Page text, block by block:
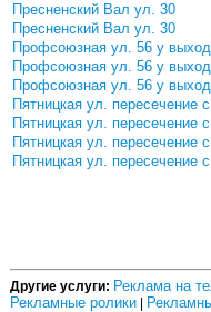
Пресненский Вал ул. 30
Пресненский Вал ул. 30
Профсоюзная ул. 56 у
Профсоюзная ул. 56 у
Профсоюзная ул. 56 у
Пятницкая ул. пересечение
Пятницкая ул. пересечение
Пятницкая ул.
Пятницкая ул.
Другие услуги: Реклама на
Рекламные ролики